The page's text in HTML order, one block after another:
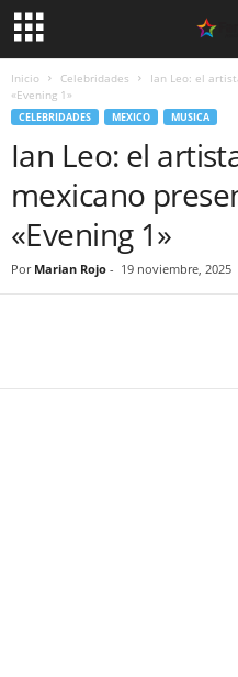
Inicio Celebridades
Ian Leo: el
«Evening 1»
CELEBRIDADES MEXICO MUSICA
Ian Leo: el
mexicano
«Evening 1»
Por Marian Rojo - 19 noviembre, 2025